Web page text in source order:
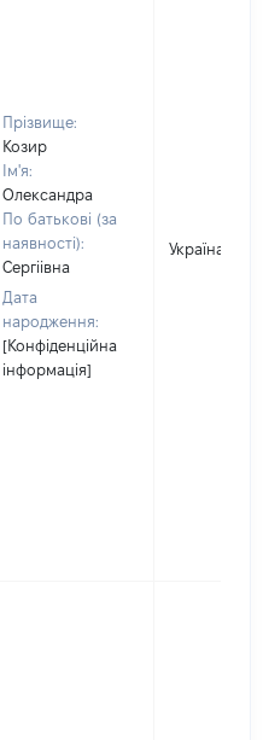
Прізвище:
Козир
Ім'я:
Олександра
По батькові (за
наявності):
Сергіівна
Дата
народження:
[Конфіденційна
інформація]
Україна